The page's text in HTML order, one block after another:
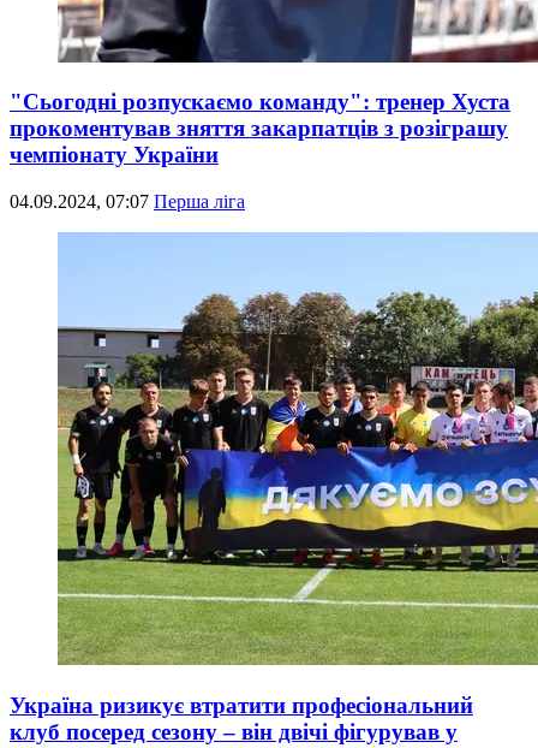
"Сьогодні розпускаємо команду": тренер Хуста
прокоментував зняття закарпатців з розіграшу
чемпіонату України
04.09.2024, 07:07 Перша ліга
Україна ризикує втратити професіональний
клуб посеред сезону – він двічі фігурував у